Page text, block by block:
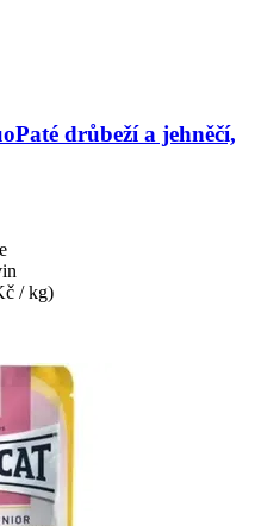
drůbeží a jehněčí,
/ kg)